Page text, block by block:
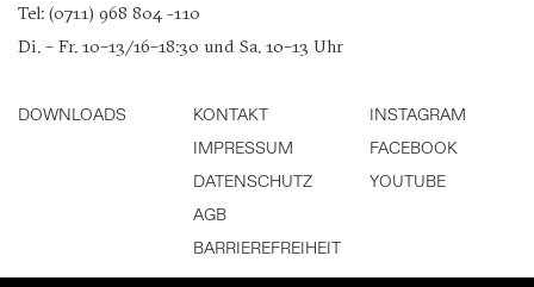
Tel: (0711) 968 804 -110
Di. – Fr. 10–13/16–18:30 und Sa. 10–13 Uhr
DOWNLOADS
KONTAKT
IMPRESSUM
DATENSCHUTZ
AGB
BARRIEREFREIHEIT
INSTAGRAM
FACEBOOK
YOUTUBE